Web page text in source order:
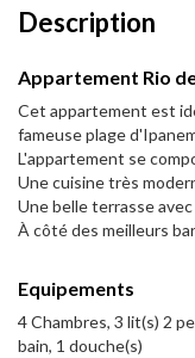
Description
Appartement Rio
Cet appartement est
fameuse plage
L'appartement se
Une cuisine très
Une belle terrasse
À côté des meilleurs
Equipements
4 Chambres, 3 lit(s) 2
bain, 1 douche(s)